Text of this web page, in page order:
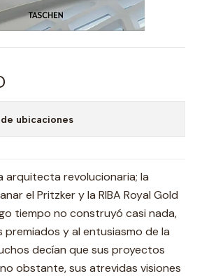
ubicaciones
arquitecta revolucionaria; la
el Pritzker y la RIBA Royal Gold
tiempo no construyó casi nada,
premiados y al entusiasmo de la
decían que sus proyectos
obstante, sus atrevidas visiones